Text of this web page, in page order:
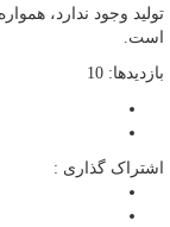
تولید وجود ندارد،
است.
بازدیدها: 10
اشتراک گذاری :